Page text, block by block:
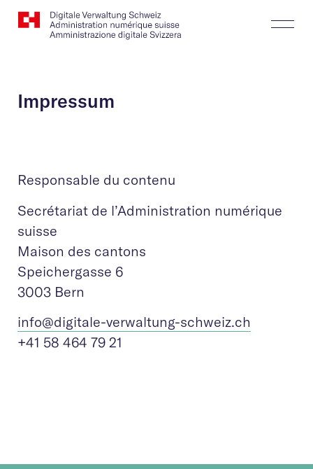
Website
Logo
Recherche
Impressum
Responsable du contenu
Secrétariat de l’Administration numérique
suisse
Maison des cantons
Speichergasse 6
3003 Bern
info@digitale-verwaltung-schweiz.ch
+41 58 464 79 21